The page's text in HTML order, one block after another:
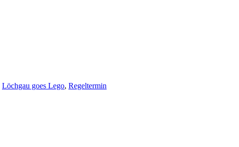
Löchgau goes Lego, Regeltermin